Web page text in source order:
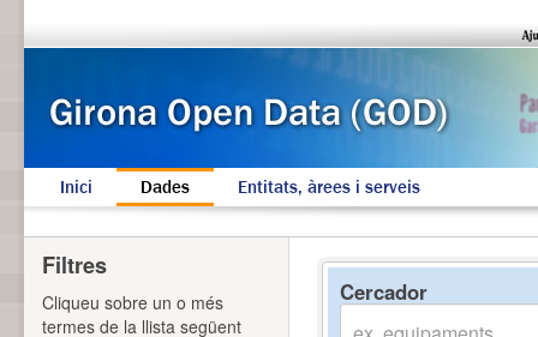
Inici Dades Entitats, àrees i serveis
Cercador
Filtres
Cliqueu sobre un o més
termes de la llista següent